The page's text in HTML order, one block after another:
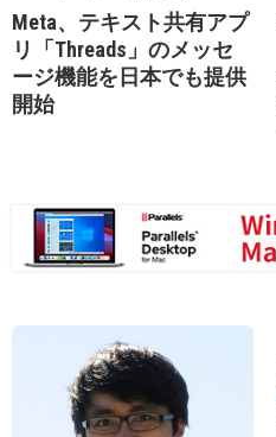
Meta、テキスト共有アプ
リ「Threads」のメッセ
ージ機能を日本でも提供
開始